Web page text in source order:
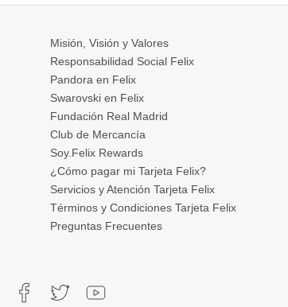
Misión, Visión y Valores
Responsabilidad Social Felix
Pandora en Felix
Swarovski en Felix
Fundación Real Madrid
Club de Mercancía
Soy.Felix Rewards
¿Cómo pagar mi Tarjeta Felix?
Servicios y Atención Tarjeta Felix
Términos y Condiciones Tarjeta Felix
Preguntas Frecuentes